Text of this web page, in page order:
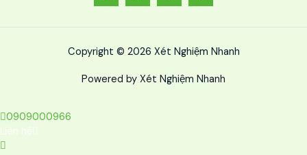
Copyright © 2026 Xét Nghiệm Nhanh
Powered by Xét Nghiệm Nhanh
0909000966
Liên hệ